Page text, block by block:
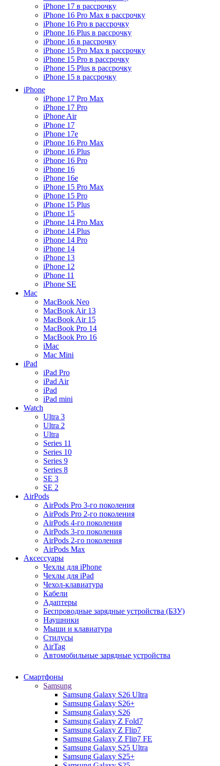
iPhone 17 в рассрочку
iPhone 16 Pro Max в рассрочку
iPhone 16 Pro в рассрочку
iPhone 16 Plus в рассрочку
iPhone 16 в рассрочку
iPhone 15 Pro Max в рассрочку
iPhone 15 Pro в рассрочку
iPhone 15 Plus в рассрочку
iPhone 15 в рассрочку
iPhone
iPhone 17 Pro Max
iPhone 17 Pro
iPhone Air
iPhone 17
iPhone 17e
iPhone 16 Pro Max
iPhone 16 Plus
iPhone 16 Pro
iPhone 16
iPhone 16e
iPhone 15 Pro Max
iPhone 15 Pro
iPhone 15 Plus
iPhone 15
iPhone 14 Pro Max
iPhone 14 Plus
iPhone 14 Pro
iPhone 14
iPhone 13
iPhone 12
iPhone 11
iPhone SE
Mac
MacBook Neo
MacBook Air 13
MacBook Air 15
MacBook Pro 14
MacBook Pro 16
iMac
Mac Mini
iPad
iPad Pro
iPad Air
iPad
iPad mini
Watch
Ultra 3
Ultra 2
Ultra
Series 11
Series 10
Series 9
Series 8
SE 3
SE 2
AirPods
AirPods Pro 3-го поколения
AirPods Pro 2-го поколения
AirPods 4-го поколения
AirPods 3-го поколения
AirPods 2-го поколения
AirPods Max
Аксессуары
Чехлы для iPhone
Чехлы для iPad
Чехол-клавиатура
Кабели
Адаптеры
Беспроводные зарядные устройства (БЗУ)
Наушники
Мыши и клавиатура
Стилусы
AirTag
Автомобильные зарядные устройства
Смартфоны
Samsung
Samsung Galaxy S26 Ultra
Samsung Galaxy S26+
Samsung Galaxy S26
Samsung Galaxy Z Fold7
Samsung Galaxy Z Flip7
Samsung Galaxy Z Flip7 FE
Samsung Galaxy S25 Ultra
Samsung Galaxy S25+